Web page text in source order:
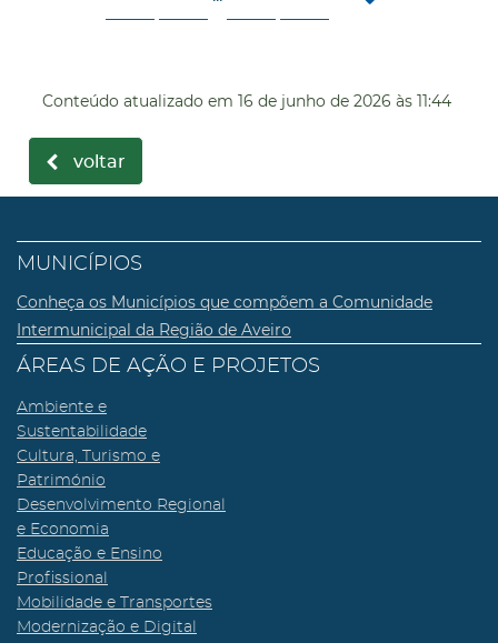
Conteúdo atualizado em 16 de junho de 2026 às 11:44
voltar
MUNICÍPIOS
Conheça os Municípios que compõem a Comunidade
Intermunicipal da Região de Aveiro
ÁREAS DE AÇÃO E PROJETOS
Ambiente e
Sustentabilidade
Cultura, Turismo e
Património
Desenvolvimento Regional
e Economia
Educação e Ensino
Profissional
Mobilidade e Transportes
Modernização e Digital